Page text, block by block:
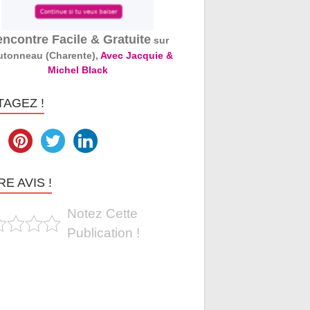
Facile & Gratuitesur
(Charente), Avec Jacquie &
Michel Black
!
AVIS !
Notez Cette
Publication !